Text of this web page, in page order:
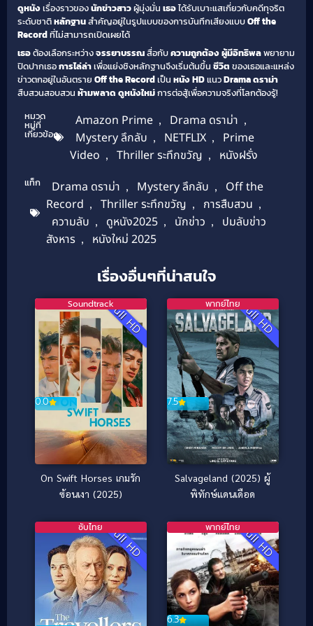
ดูหนังเรื่องราวของนักข่าวสาวผู้มุ่งมั่น เธอได้รับเบาะแสเกี่ยวกับคดีทุจริต
ระดับชาติหลักฐานสำคัญอยู่ในรูปแบบของการบันทึกเสียงแบบOff the
Recordที่ไม่สามารถเปิดเผยได้
เธอต้องเลือกระหว่างจรรยาบรรณสื่อกับความถูกต้องผู้มีอิทธิพลพยายาม
ปิดปากเธอการไล่ล่าเพื่อแย่งชิงหลักฐานจึงเริ่มต้นขึ้น ชีวิต ของเธอและแหล่ง
ข่าวตกอยู่ในอันตราย Off the Recordเป็น หนัง HDแนวDrama ดราม่า
สืบสวนสอบสวน ห้ามพลาด ดูหนังใหม่การต่อสู้เพื่อความจริงที่โลกต้องรู้!
หมวด
หมู่ที่
เกี่ยวข้อง
Amazon Prime , Drama ดราม่า ,
Mystery ลึกลับ , NETFLIX ,
Prime
Video , Thriller ระทึกขวัญ , หนังฝรั่ง
แท็ก Drama ดราม่า , Mystery ลึกลับ ,
Off the
Record , Thriller ระทึกขวัญ , การสืบสวน ,
ความลับ , ดูหนัง2025 , นักข่าว ,
ปมลับข่าว
สังหาร , หนังใหม่ 2025
เรื่องอื่นๆที่น่าสนใจ
Full HD
0.0
Soundtrack
On Swift Horses เกมรัก
ซ้อนเงา (2025)
Full HD
7.5
พากย์ไทย
Salvageland (2025) ผู้
พิทักษ์แดนเดือด
Full HD
ซับไทย Full HD
6.3
พากย์ไทย